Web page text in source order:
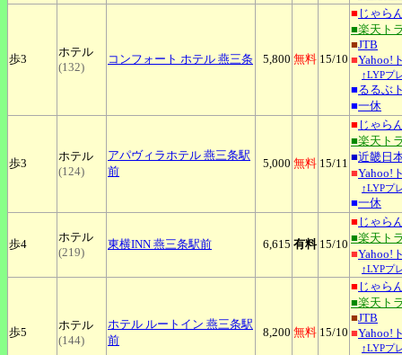
歩3
ホテル
(132)
コンフォート ホテル 燕三条 5,800 無料 15/10
■ じゃら
■楽天ト
■JTB
■Yahoo!
↑LYPプ
■るるぶ
■一休
歩3
ホテル
(124)
アパヴィラホテル 燕三条駅
前
5,000 無料 15/11
■ じゃら
■楽天ト
■近畿日
■Yahoo!
↑LYPプ
■一休
歩4
ホテル
(219)
東横INN 燕三条駅前 6,615 有料 15/10
■ じゃら
■楽天ト
■Yahoo!
↑LYPプ
歩5
ホテル
(144)
ホテル ルートイン 燕三条駅
前
8,200 無料 15/10
■ じゃら
■楽天ト
■JTB
■Yahoo!
↑LYPプ